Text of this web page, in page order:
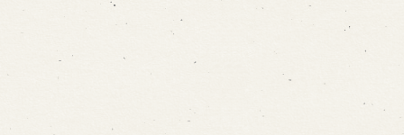
淡路島と国生み神話